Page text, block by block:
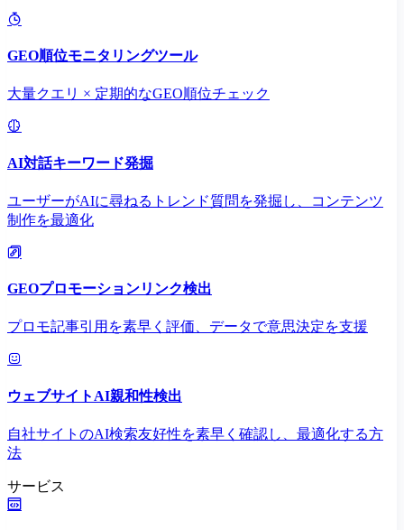
GEO順位モニタリングツール
大量クエリ × 定期的なGEO順位チェック
AI対話キーワード発掘
ユーザーがAIに尋ねるトレンド質問を発掘し、コンテンツ
制作を最適化
GEOプロモーションリンク検出
プロモ記事引用を素早く評価、データで意思決定を支援
ウェブサイトAI親和性検出
自社サイトのAI検索友好性を素早く確認し、最適化する方
法
サービス